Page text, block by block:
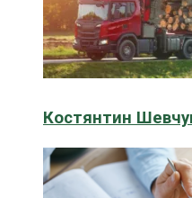
Костянтин